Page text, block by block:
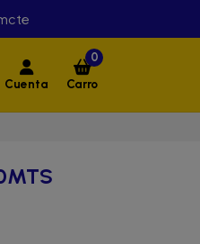
Cuenta
0
Carro